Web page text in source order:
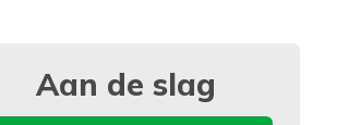
Aan de slag